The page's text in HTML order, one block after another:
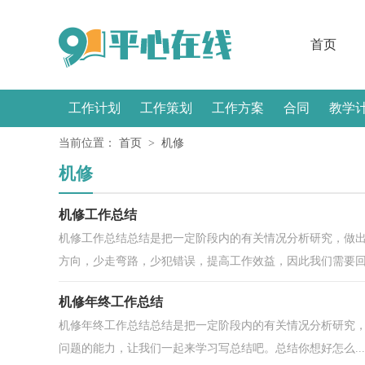
首页
工作计划 工作策划 工作方案 合同 教学
感言
当前位置： 首页 > 机修
机修
机修工作总结
机修工作总结总结是把一定阶段内的有关情况分析研究，做
方向，少走弯路，少犯错误，提高工作效益，因此我们需要
机修年终工作总结
机修年终工作总结总结是把一定阶段内的有关情况分析研究
问题的能力，让我们一起来学习写总结吧。总结你想好怎么...